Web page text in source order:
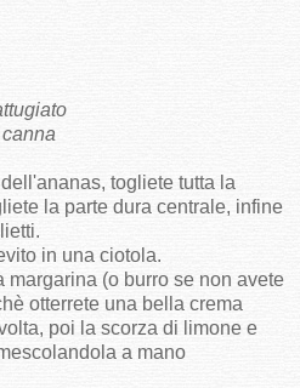
togliete tutta la
la parte dura centrale, infine
in una ciotola.
margarina (o burro se non avete
otterrete una bella crema
poi la scorza di limone e
a mano